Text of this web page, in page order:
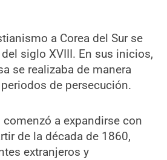
a Corea del Sur se
siglo XVIII. En sus inicios,
se realizaba de manera
de persecución.
a expandirse con
de la década de 1860,
extranjeros y